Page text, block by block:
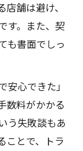
舗は避け、
す。また、契
も書面でしっ
安心できた」
数料がかかる
う失敗談もあ
ことで、トラ